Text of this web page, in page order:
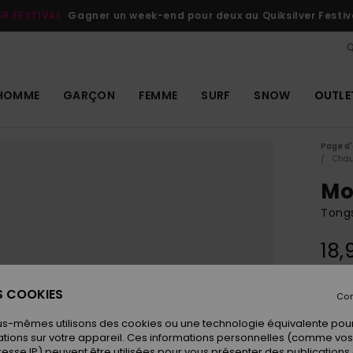
FESTIVAL Gagner un week-end pour deux au Quiksilver
GARÇON FEMME SURF SNOW
Page
COOKIES
mêmes utilisons des cookies ou une technologie équivalente
sur votre appareil. Ces informations personnelles (comme